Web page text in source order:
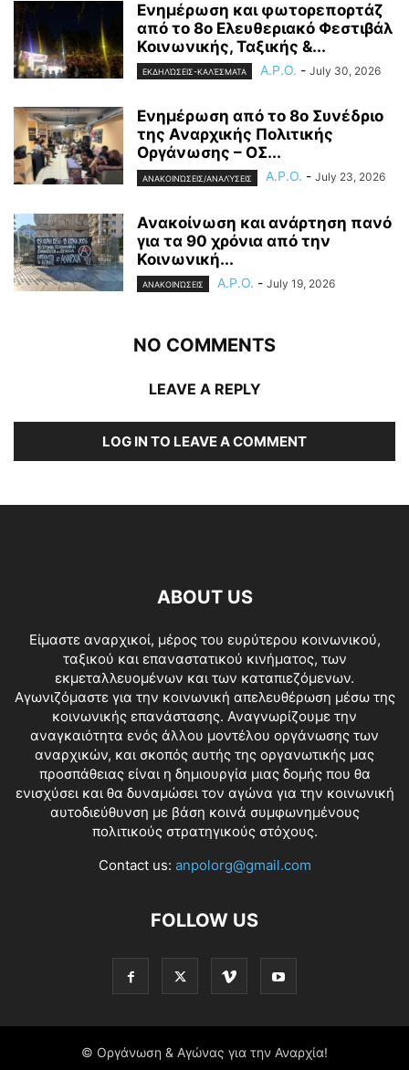
Ενημέρωση και φωτορεπορτάζ
από το 8ο Ελευθεριακό Φεστιβάλ
Κοινωνικής, Ταξικής &...
ΕΚΔΗΛΏΣΕΙΣ-ΚΑΛΈΣΜΑΤΑ A.P.O. - July 30, 2026
Ενημέρωση από το 8ο Συνέδριο
της Αναρχικής Πολιτικής
Οργάνωσης – ΟΣ...
ΑΝΑΚΟΙΝΏΣΕΙΣ/ΑΝΑΛΎΣΕΙΣ A.P.O. - July 23, 2026
Ανακοίνωση και ανάρτηση πανό
για τα 90 χρόνια από την
Κοινωνική...
ΑΝΑΚΟΙΝΏΣΕΙΣ A.P.O. - July 19, 2026
NO COMMENTS
LEAVE A REPLY
LOG IN TO LEAVE A COMMENT
ABOUT US
Είμαστε αναρχικοί, μέρος του ευρύτερου κοινωνικού,
ταξικού και επαναστατικού κινήματος, των
εκμεταλλευομένων και των καταπιεζόμενων.
Αγωνιζόμαστε για την κοινωνική απελευθέρωση μέσω της
κοινωνικής επανάστασης. Αναγνωρίζουμε την
αναγκαιότητα ενός άλλου μοντέλου οργάνωσης των
αναρχικών, και σκοπός αυτής της οργανωτικής μας
προσπάθειας είναι η δημιουργία μιας δομής που θα
ενισχύσει και θα δυναμώσει τον αγώνα για την κοινωνική
αυτοδιεύθυνση με βάση κοινά συμφωνημένους
πολιτικούς στρατηγικούς στόχους.
Contact us: anpolorg@gmail.com
FOLLOW US
© Οργάνωση & Αγώνας για την Αναρχία!